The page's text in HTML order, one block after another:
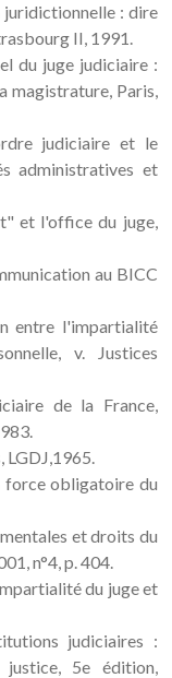
: dire
II, 1991.
du juge judiciaire :
magistrature, Paris,
judiciaire et le
administratives et
et l'office du juge,
au BICC
entre l'impartialité
v. Justices
de la France,
LGDJ,1965.
force obligatoire du
et droits du
n°4, p. 404.
du juge et
judiciaires :
justice, 5e édition,